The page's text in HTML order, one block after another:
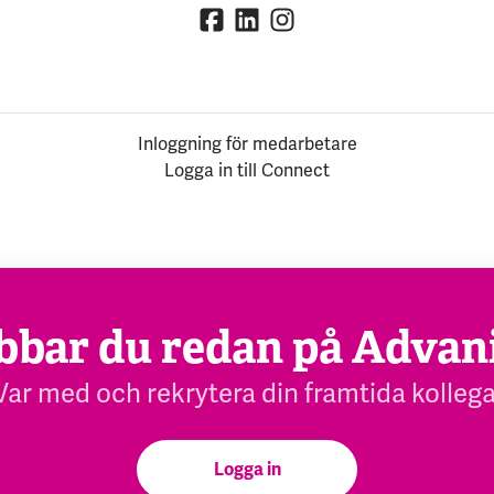
Inloggning för medarbetare
Logga in till Connect
du redan på
med och rekrytera din framtida
Logga in